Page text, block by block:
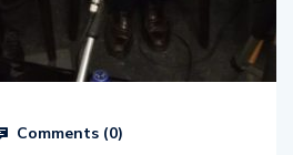
Comments (0)